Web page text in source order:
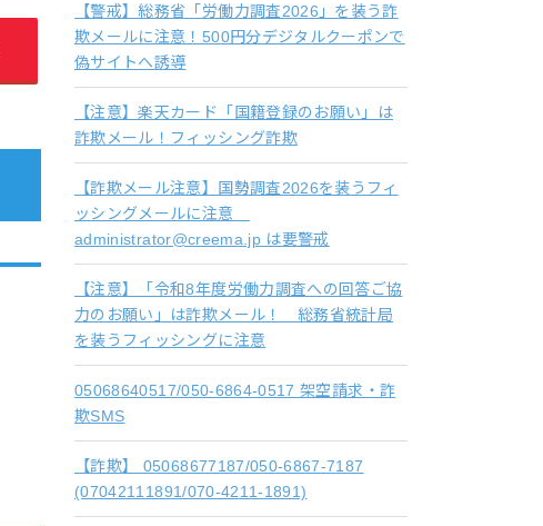
【警戒】総務省「労働力調査2026」を装う詐
欺メールに注意！500円分デジタルクーポンで
偽サイトへ誘導
【注意】楽天カード「国籍登録のお願い」は
詐欺メール！フィッシング詐欺
【詐欺メール注意】国勢調査2026を装うフィ
ッシングメールに注意
administrator@creema.jp は要警戒
【注意】「令和8年度労働力調査への回答ご協
力のお願い」は詐欺メール！ 総務省統計局
を装うフィッシングに注意
05068640517/050-6864-0517 架空請求・詐
欺SMS
【詐欺】 05068677187/050-6867-7187
(07042111891/070-4211-1891)